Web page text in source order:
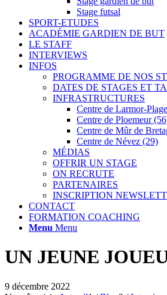
Stage futsal
SPORT-ETUDES
ACADÉMIE GARDIEN DE BUT
LE STAFF
INTERVIEWS
INFOS
PROGRAMME DE NOS
DATES DE STAGES ET
INFRASTRUCTURES
Centre de Larmor-
Centre de Ploemeur
Centre de Mûr de
Centre de Névez (29)
MÉDIAS
OFFRIR UN STAGE
ON RECRUTE
PARTENAIRES
INSCRIPTION
CONTACT
FORMATION COACHING
Menu Menu
UN JEUNE
9 décembre 2022